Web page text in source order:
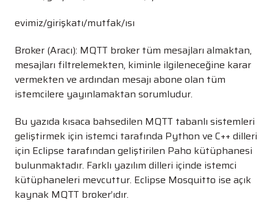
evimiz/girişkatı/mutfak/ısı
Broker (Aracı): MQTT broker tüm mesajları almaktan,
mesajları filtrelemekten, kiminle ilgileneceğine karar
vermekten ve ardından mesajı abone olan tüm
istemcilere yayınlamaktan sorumludur.
Bu yazıda kısaca bahsedilen MQTT tabanlı sistemleri
geliştirmek için istemci tarafında Python ve C++ dilleri
için Eclipse tarafından geliştirilen Paho kütüphanesi
bulunmaktadır. Farklı yazılım dilleri içinde istemci
kütüphaneleri mevcuttur. Eclipse Mosquitto ise açık
kaynak MQTT broker’ıdır.